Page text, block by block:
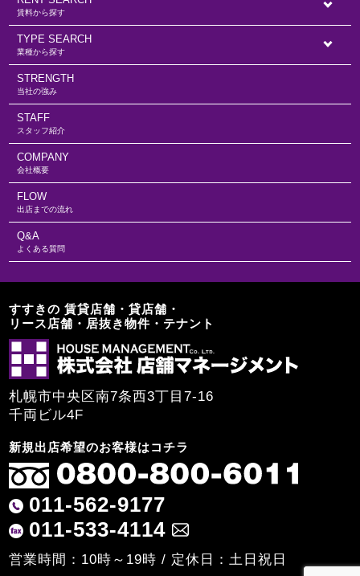
賃料から探す
業種から探す
TYPE SEARCH
当社の強み
STRENGTH
スタッフ紹介
STAFF
会社概要
COMPANY
出店までの流れ
FLOW
よくある質問
Q&A
すすきの 賃貸店舗・貸店舗・
リース店舗・居抜き物件・テナント
札幌市中央区南7条西3丁目7-16
千両ビル4F
新規出店希望のお客様はコチラ
011-562-9177
011-533-4114
営業時間：10時～19時 / 定休日：土日祝日